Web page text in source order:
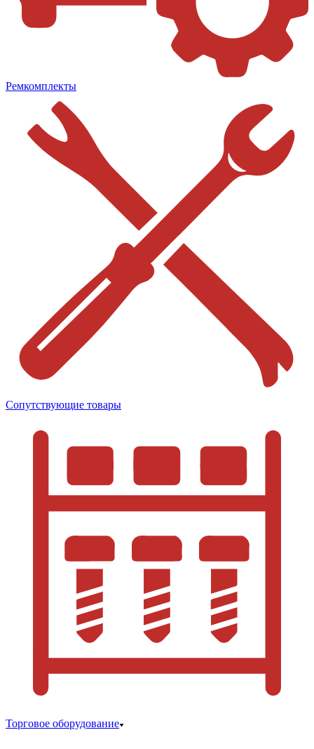
Ремкомплекты
Сопутствующие товары
Торговое оборудование